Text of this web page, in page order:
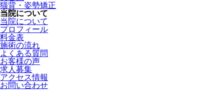
猫背・姿勢矯正
当院について
当院について
プロフィール
料金表
施術の流れ
よくある質問
お客様の声
求人募集
アクセス情報
お問い合わせ